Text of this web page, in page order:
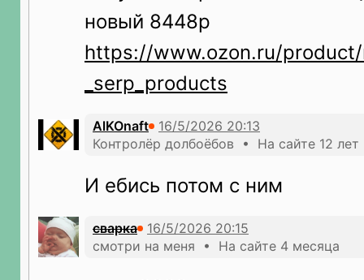
новый 8448р
https://www.ozon.ru/
_serp_products
AlKOnaft
Контролёр долбоёбов • На сайте 12 лет
И ебись потом с ним
сварка
смотри на меня • На сайте 4 месяца